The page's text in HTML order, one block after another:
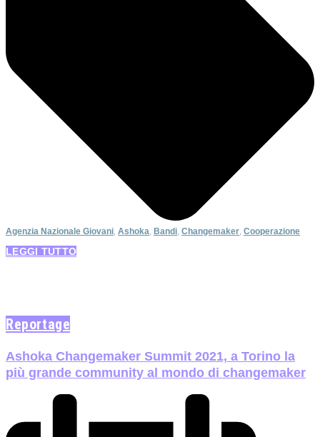
Agenzia Nazionale Giovani Ashoka Bandi Changemaker Cooperazione
LEGGI TUTTO
Reportage
Ashoka Changemaker Summit 2021, a Torino la
più grande community al mondo di changemaker